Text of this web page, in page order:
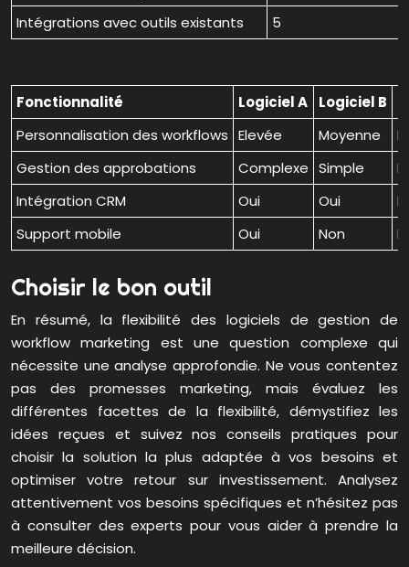
Intégrations avec outils existants
5
Fonctionnalité Logiciel A Logiciel B
Personnalisation des workflows Elevée Moyenne
Gestion des approbations
Complexe Simple
Intégration CRM
Oui Oui
Support mobile
Oui Non
Choisir le bon outil
En résumé, la flexibilité des logiciels de gestion de
workflow marketing est une question complexe qui
nécessite une analyse approfondie. Ne vous contentez
pas des promesses marketing, mais évaluez les
différentes facettes de la flexibilité, démystifiez les
idées reçues et suivez nos conseils pratiques pour
choisir la solution la plus adaptée à vos besoins et
optimiser votre retour sur investissement. Analysez
attentivement vos besoins spécifiques et n’hésitez pas
à consulter des experts pour vous aider à prendre la
meilleure décision.